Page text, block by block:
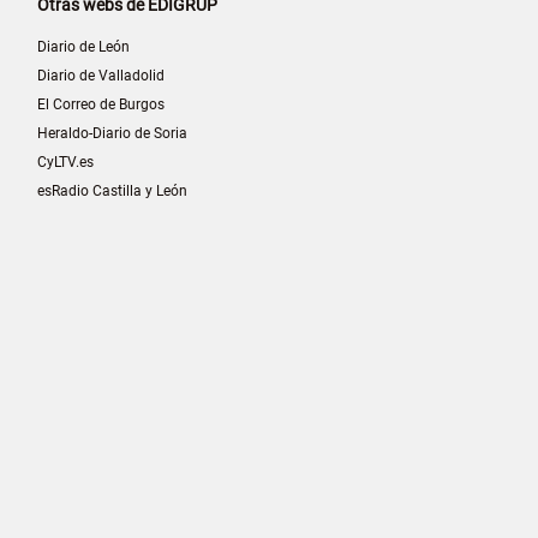
Otras webs de EDIGRUP
Diario de León
Diario de Valladolid
El Correo de Burgos
Heraldo-Diario de Soria
CyLTV.es
esRadio Castilla y León